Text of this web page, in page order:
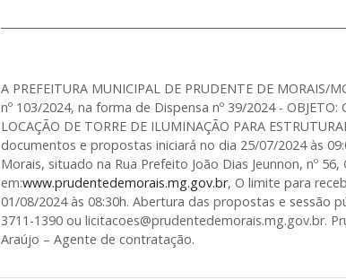
A PREFEITURA MUNICIPAL DE PRUDENTE DE
nº 103/2024, na forma de Dispensa nº 39/2024 - OBJETO:
LOCAÇÃO DE TORRE DE ILUMINAÇÃO PARA
documentos e propostas iniciará no dia 25/07/2024 às
Morais, situado na Rua Prefeito João Dias Jeunnon, nº
em:www.prudentedemorais.mg.gov.br, O limite para
01/08/2024 às 08:30h. Abertura das propostas e sessão
3711-1390 ou licitacoes@prudentedemorais.mg.gov.br.
Araújo – Agente de contratação.